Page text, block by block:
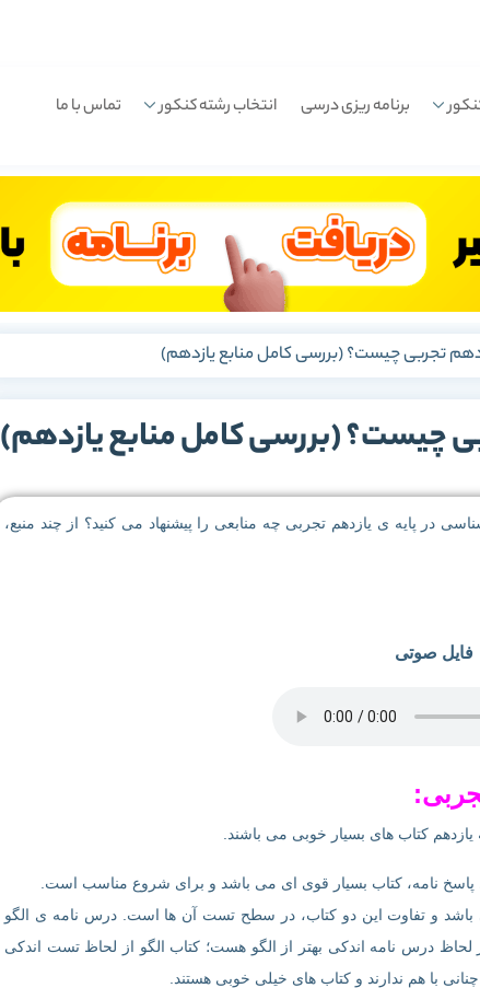
برنامه ریزی درسی انتخاب رشته کنکور تماس با ما
تجربی چیست؟ (بررسی کامل منابع یازدهم)
چیست؟ (بررسی کامل منابع یازدهم)
در پایه ی یازدهم تجربی چه منابعی را پیشنهاد می کنید؟ از چند منبع،
فایل صوتی
کتاب های بسیار خوبی می باشند.
نامه، کتاب بسیار قوی ای می باشد و برای شروع مناسب است.
باشد و تفاوت این دو کتاب، در سطح تست آن ها است. درس نامه ی الگو
درس نامه اندکی بهتر از الگو هست؛ کتاب الگو از لحاظ تست اندکی
با هم ندارند و کتاب های خیلی خوبی هستند.